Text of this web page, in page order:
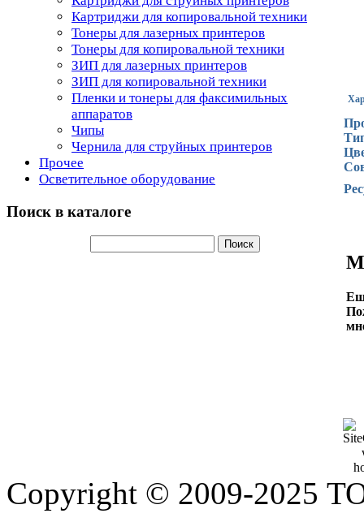
Картриджи для копировальной техники
Тонеры для лазерных принтеров
Тонеры для копировальной техники
ЗИП для лазерных принтеров
ЗИП для копировальной техники
Пленки и тонеры для факсимильных
аппаратов
Чипы
Чернила для струйных принтеров
Прочее
Осветительное оборудование
Поиск в каталоге
Copyright © 2009-2025